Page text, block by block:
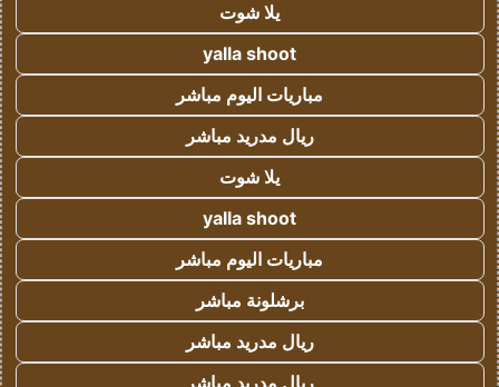
يلا شوت
yalla shoot
مباريات اليوم مباشر
ريال مدريد مباشر
يلا شوت
yalla shoot
مباريات اليوم مباشر
برشلونة مباشر
ريال مدريد مباشر
ريال مدريد مباشر